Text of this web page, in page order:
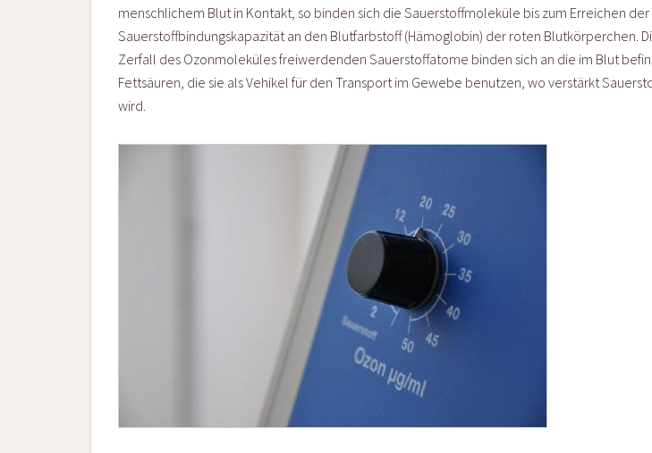
menschlichem Blut in Kontakt, so binden sich die Sauerstoffmoleküle bis zum Erreichen
Sauerstoffbindungskapazität an den Blutfarbstoff (Hämoglobin) der roten Blutkörperchen.
Zerfall des Ozonmoleküles freiwerdenden Sauerstoffatome binden sich an die im Blut
Fettsäuren, die sie als Vehikel für den Transport im Gewebe benutzen, wo verstärkt
wird.